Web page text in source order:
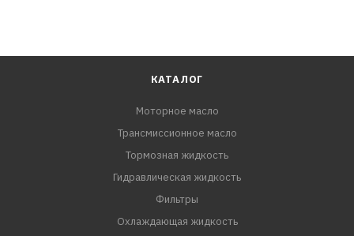
КАТАЛОГ
Моторное масло
Трансмиссионное масло
Тормозная жидкость
Гидравлическая жидкость
Фильтры
Охлаждающая жидкость